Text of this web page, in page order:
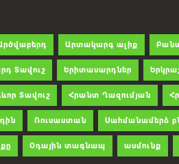
Արտակարգ ալիք
Տավուշ Երիտասարդներ
Տավուշ Հրանտ Ղազումյան
Ռուսաստան Սահմանամերձ
Օդային տագնապ ասմունք